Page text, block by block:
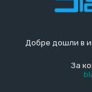
Добре дошли в
За